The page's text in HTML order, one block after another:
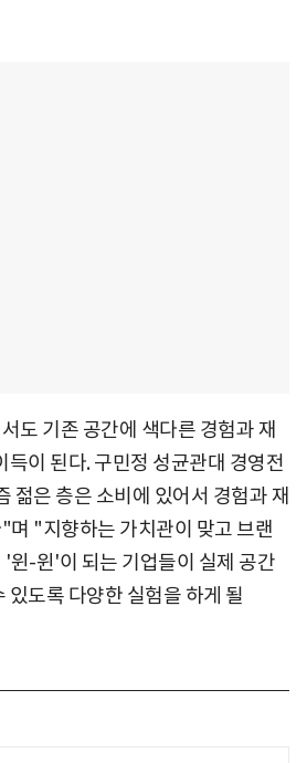
도 기존 공간에 색다른 경험과 재
득이 된다. 구민정 성균관대 경영전
젊은 층은 소비에 있어서 경험과 재
며 "지향하는 가치관이 맞고 브랜
윈-윈'이 되는 기업들이 실제 공간
있도록 다양한 실험을 하게 될